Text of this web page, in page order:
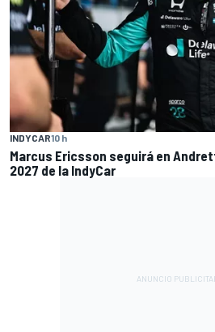
INDYCAR10 h
Marcus Ericsson seguirá en
2027 de la IndyCar